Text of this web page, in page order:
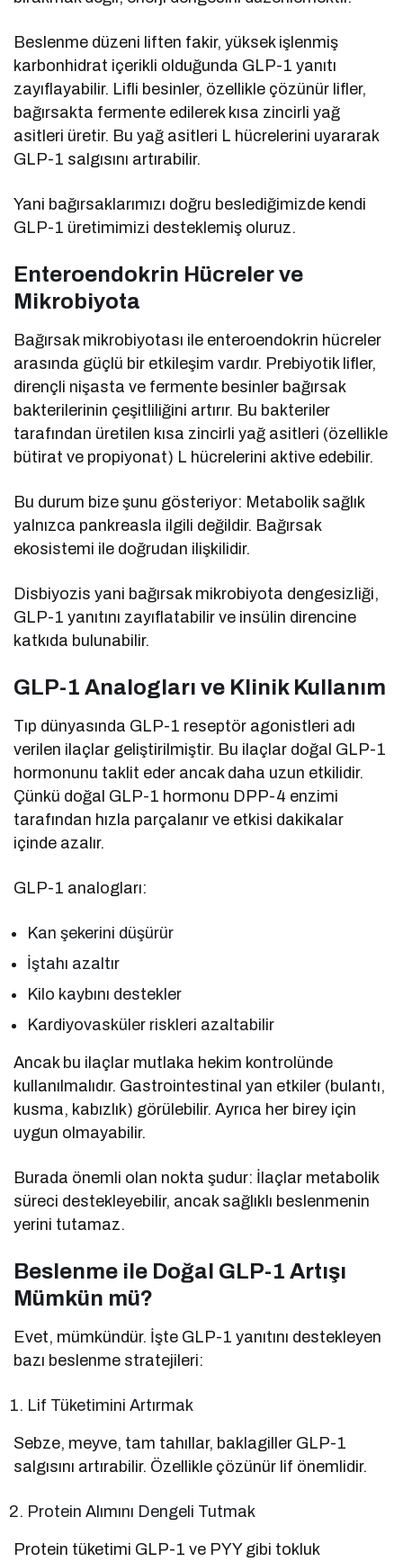
Beslenme düzeni liften fakir, yüksek işlenmiş
karbonhidrat içerikli olduğunda GLP-1 yanıtı
zayıflayabilir. Lifli besinler, özellikle çözünür lifler,
bağırsakta fermente edilerek kısa zincirli yağ
asitleri üretir. Bu yağ asitleri L hücrelerini uyararak
GLP-1 salgısını artırabilir.
Yani bağırsaklarımızı doğru beslediğimizde kendi
GLP-1 üretimimizi desteklemiş oluruz.
Enteroendokrin Hücreler ve
Mikrobiyota
Bağırsak mikrobiyotası ile enteroendokrin hücreler
arasında güçlü bir etkileşim vardır. Prebiyotik lifler,
dirençli nişasta ve fermente besinler bağırsak
bakterilerinin çeşitliliğini artırır. Bu bakteriler
tarafından üretilen kısa zincirli yağ asitleri (özellikle
bütirat ve propiyonat) L hücrelerini aktive edebilir.
Bu durum bize şunu gösteriyor: Metabolik sağlık
yalnızca pankreasla ilgili değildir. Bağırsak
ekosistemi ile doğrudan ilişkilidir.
Disbiyozis yani bağırsak mikrobiyota dengesizliği,
GLP-1 yanıtını zayıflatabilir ve insülin direncine
katkıda bulunabilir.
GLP-1 Analogları ve Klinik Kullanım
Tıp dünyasında GLP-1 reseptör agonistleri adı
verilen ilaçlar geliştirilmiştir. Bu ilaçlar doğal GLP-1
hormonunu taklit eder ancak daha uzun etkilidir.
Çünkü doğal GLP-1 hormonu DPP-4 enzimi
tarafından hızla parçalanır ve etkisi dakikalar
içinde azalır.
GLP-1 analogları:
Kan şekerini düşürür
İştahı azaltır
Kilo kaybını destekler
Kardiyovasküler riskleri azaltabilir
Ancak bu ilaçlar mutlaka hekim kontrolünde
kullanılmalıdır. Gastrointestinal yan etkiler (bulantı,
kusma, kabızlık) görülebilir. Ayrıca her birey için
uygun olmayabilir.
Burada önemli olan nokta şudur: İlaçlar metabolik
süreci destekleyebilir, ancak sağlıklı beslenmenin
yerini tutamaz.
Beslenme ile Doğal GLP-1 Artışı
Mümkün mü?
Evet, mümkündür. İşte GLP-1 yanıtını destekleyen
bazı beslenme stratejileri:
Lif Tüketimini Artırmak
Sebze, meyve, tam tahıllar, baklagiller GLP-1
salgısını artırabilir. Özellikle çözünür lif önemlidir.
Protein Alımını Dengeli Tutmak
Protein tüketimi GLP-1 ve PYY gibi tokluk